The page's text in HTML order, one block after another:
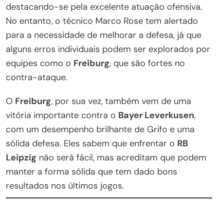
destacando-se pela excelente atuação ofensiva.
No entanto, o técnico Marco Rose tem alertado
para a necessidade de melhorar a defesa, já que
alguns erros individuais podem ser explorados por
equipes como o Freiburg, que são fortes no
contra-ataque.
O Freiburg, por sua vez, também vem de uma
vitória importante contra o Bayer Leverkusen,
com um desempenho brilhante de Grifo e uma
sólida defesa. Eles sabem que enfrentar o RB
Leipzig não será fácil, mas acreditam que podem
manter a forma sólida que tem dado bons
resultados nos últimos jogos.